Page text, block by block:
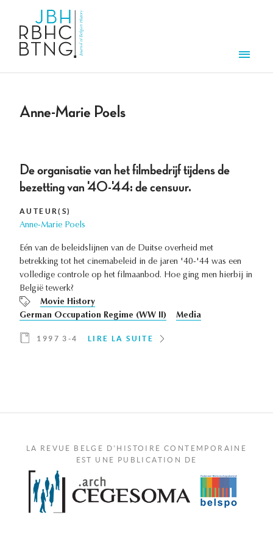
Anne-Marie Poels
De organisatie van het filmbedrijf tijdens de
bezetting van '40-'44: de censuur.
AUTEUR(S)
Anne-Marie Poels
Eén van de beleidslijnen van de Duitse overheid met
betrekking tot het cinemabeleid in de jaren '40-'44 was een
volledige controle op het filmaanbod. Hoe ging men hierbij in
België tewerk?
Movie History
German Occupation Regime (WW II)
Media
1997 3-4 LIRE LA SUITE
LA REVUE BELGE D'HISTOIRE CONTEMPORAINE
EST UNE PUBLICATION DE